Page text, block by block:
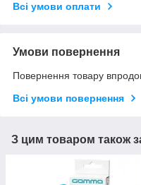
Всі умови оплати
Умови повернення
Повернення товару
Всі умови повернення
З цим товаром також